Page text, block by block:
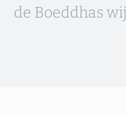
de Boeddhas